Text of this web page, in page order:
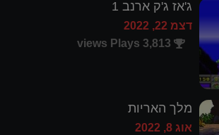
ג'אז ג'ק ארנב 1
דצמ 22, 2022
3,813 views Plays
מלך האריות
אוג 8, 2022